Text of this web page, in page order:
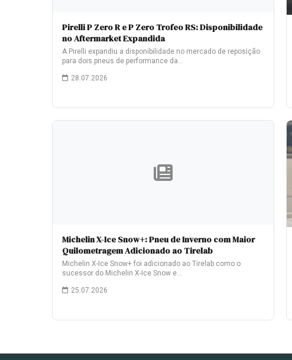
Pirelli P Zero R e P Zero Trofeo RS: Disponibilidade
no Aftermarket Expandida
A Pirelli expandiu a disponibilidade no mercado de reposição
para dois pneus de performance da…
28.07.2026
Michelin X-Ice Snow+: Pneu de Inverno com Maior
Quilometragem Adicionado ao Tirelab
Michelin X-Ice Snow+ foi adicionado ao Tirelab como o
sucessor do Michelin X-Ice Snow e…
25.07.2026